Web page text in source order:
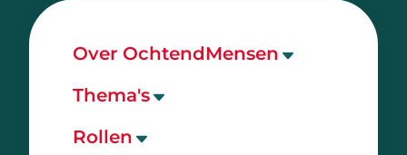
Over OchtendMensen
Ons bureau
Onze opdrachten
Thema's
Onderwijs
Rollen